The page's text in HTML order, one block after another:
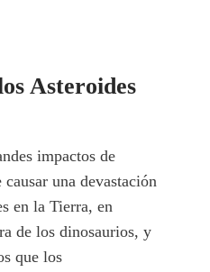
Asteroides
impactos de
causar una devastación
en la Tierra, en
de los dinosaurios, y
que los